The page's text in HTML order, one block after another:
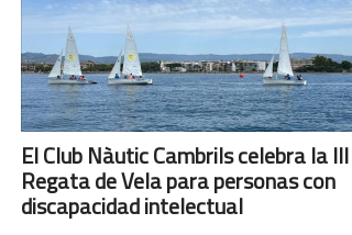
El Club Nàutic Cambrils celebra la III
Regata de Vela para personas con
discapacidad intelectual